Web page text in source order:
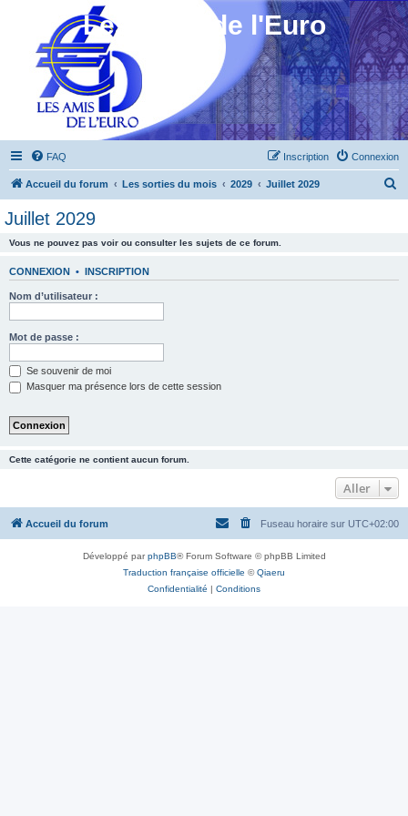
Les Amis de l'Euro
FAQ Connexion
Inscription
Accueil du forum Les sorties du mois 2029 Juillet 2029
Juillet 2029
Vous ne pouvez pas voir ou consulter les sujets de ce forum.
CONNEXION • INSCRIPTION
Nom d’utilisateur :
Mot de passe :
Se souvenir de moi
Masquer ma présence lors de cette session
Cette catégorie ne contient aucun forum.
Aller
Accueil du forum Fuseau horaire sur UTC+02:00
Développé parphpBB® Forum Software © phpBB Limited
Traduction française officielle ©Qiaeru
Confidentialité | Conditions